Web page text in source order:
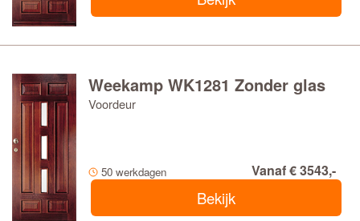
Weekamp WK1281 Zonder glas
Voordeur
50 werkdagen Vanaf € 3543,-
Bekijk